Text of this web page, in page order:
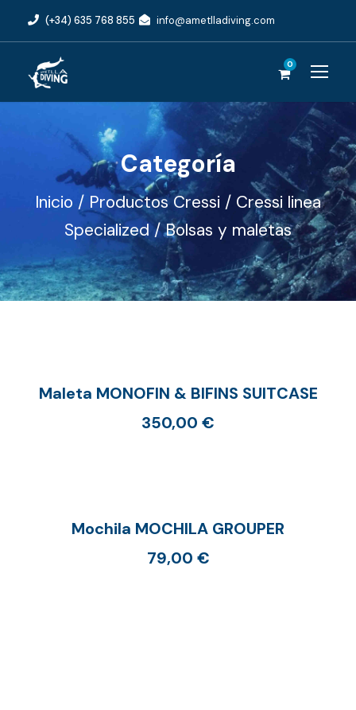
(+34) 635 768 855 info@ametlladiving.com
0
Categoría
Inicio / Productos Cressi / Cressi linea
Specialized/ Bolsas y maletas
Maleta MONOFIN & BIFINS SUITCASE
350,00 €
Mochila MOCHILA GROUPER
79,00 €